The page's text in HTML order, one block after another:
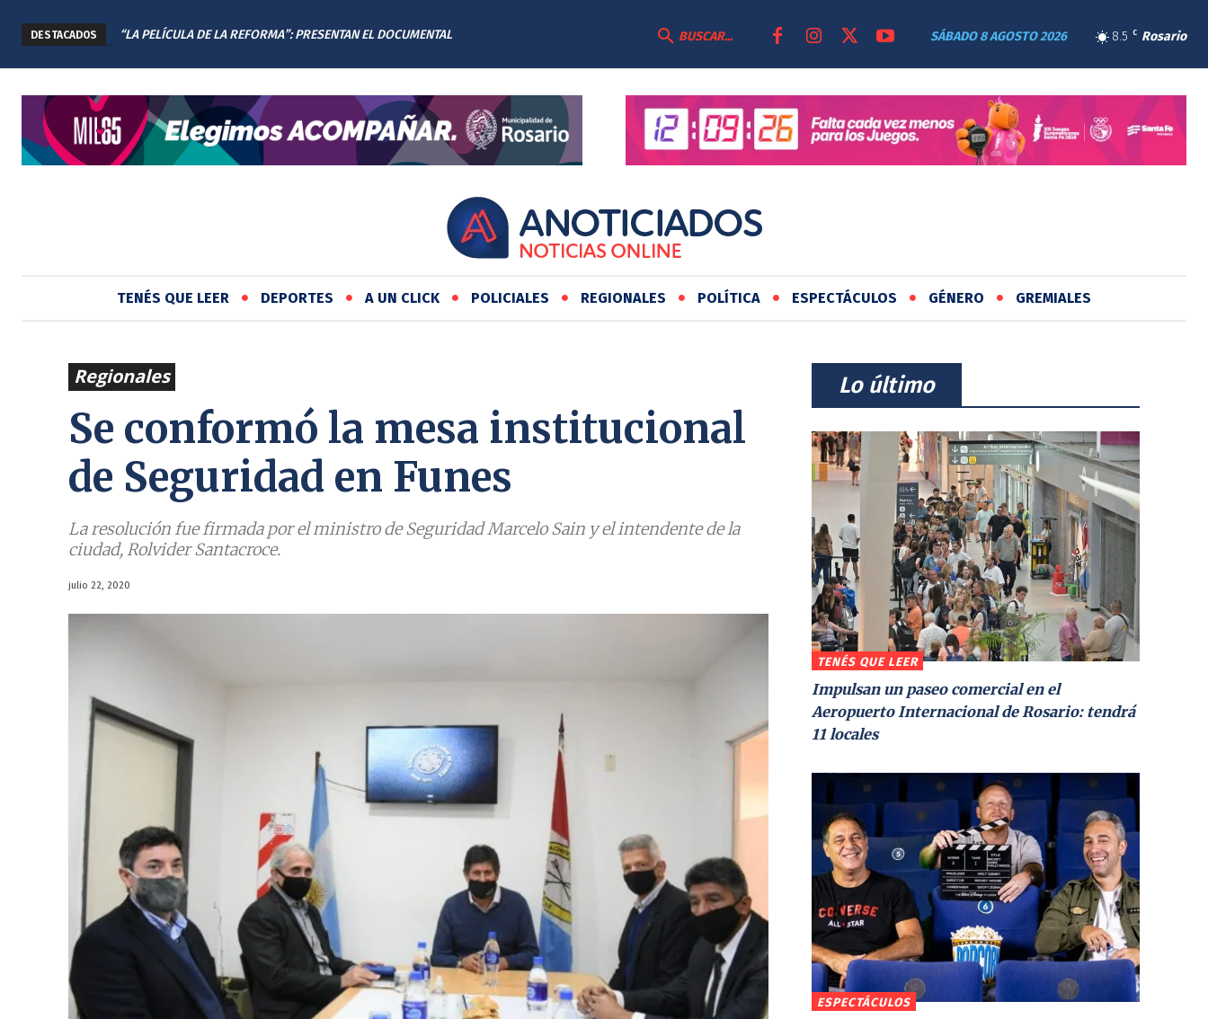
DESTACADOS
“LA PELÍCULA DE LA REFORMA”: PRESENTAN EL DOCUMENTAL
8.5 C Rosario
SÁBADO 8 AGOSTO 2026
BUSCAR...
TENÉS QUE LEER DEPORTES A UN CLICK POLICIALES REGIONALES POLÍTICA ESPECTÁCULOS GÉNERO GREMIALES
Regionales
Se conformó la mesa institucional
de Seguridad en Funes
La resolución fue firmada por el ministro de Seguridad Marcelo Sain y el intendente de la
ciudad, Rolvider Santacroce.
julio 22, 2020
⠀Lo último⠀
TENÉS QUE LEER
Impulsan un paseo comercial en el
Aeropuerto Internacional de Rosario: tendrá
11 locales
ESPECTÁCULOS